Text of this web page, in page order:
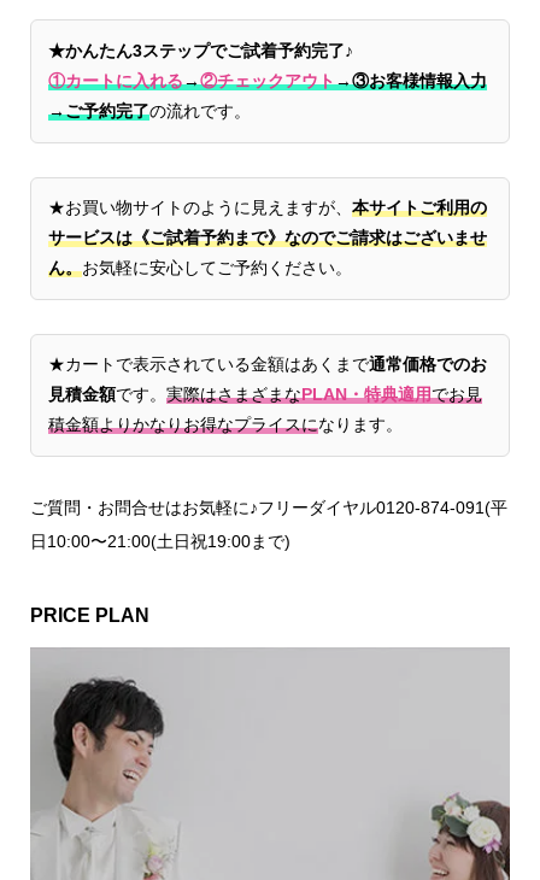
★かんたん3ステップでご試着予約完了♪
①カートに入れる→②チェックアウト→③お客様情報入力
→ご予約完了の流れです。
★お買い物サイトのように見えますが、 本サイトご利用の
サービスは《ご試着予約まで》なのでご請求はございませ
ん。お気軽に安心してご予約ください。
★カートで表示されている金額はあくまで通常価格でのお
見積金額です。 実際はさまざまなPLAN・特典適用でお見
積金額よりかなりお得なプライスになります。
ご質問・お問合せはお気軽に♪フリーダイヤル0120-874-091(平
日10:00〜21:00(土日祝19:00まで)
PRICE PLAN